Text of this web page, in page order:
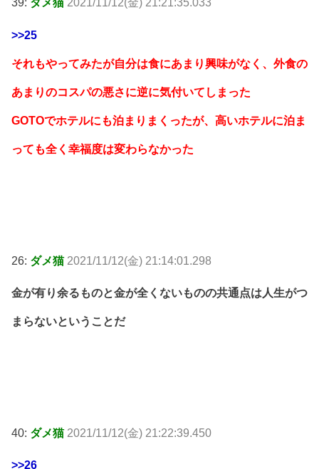
39: ダメ猫 2021/11/12(金) 21:21:35.033
>>25
それもやってみたが自分は食にあまり興味がなく、外食の
あまりのコスパの悪さに逆に気付いてしまった
GOTOでホテルにも泊まりまくったが、高いホテルに泊ま
っても全く幸福度は変わらなかった
26: ダメ猫 2021/11/12(金) 21:14:01.298
金が有り余るものと金が全くないものの共通点は人生がつ
まらないということだ
40: ダメ猫 2021/11/12(金) 21:22:39.450
>>26